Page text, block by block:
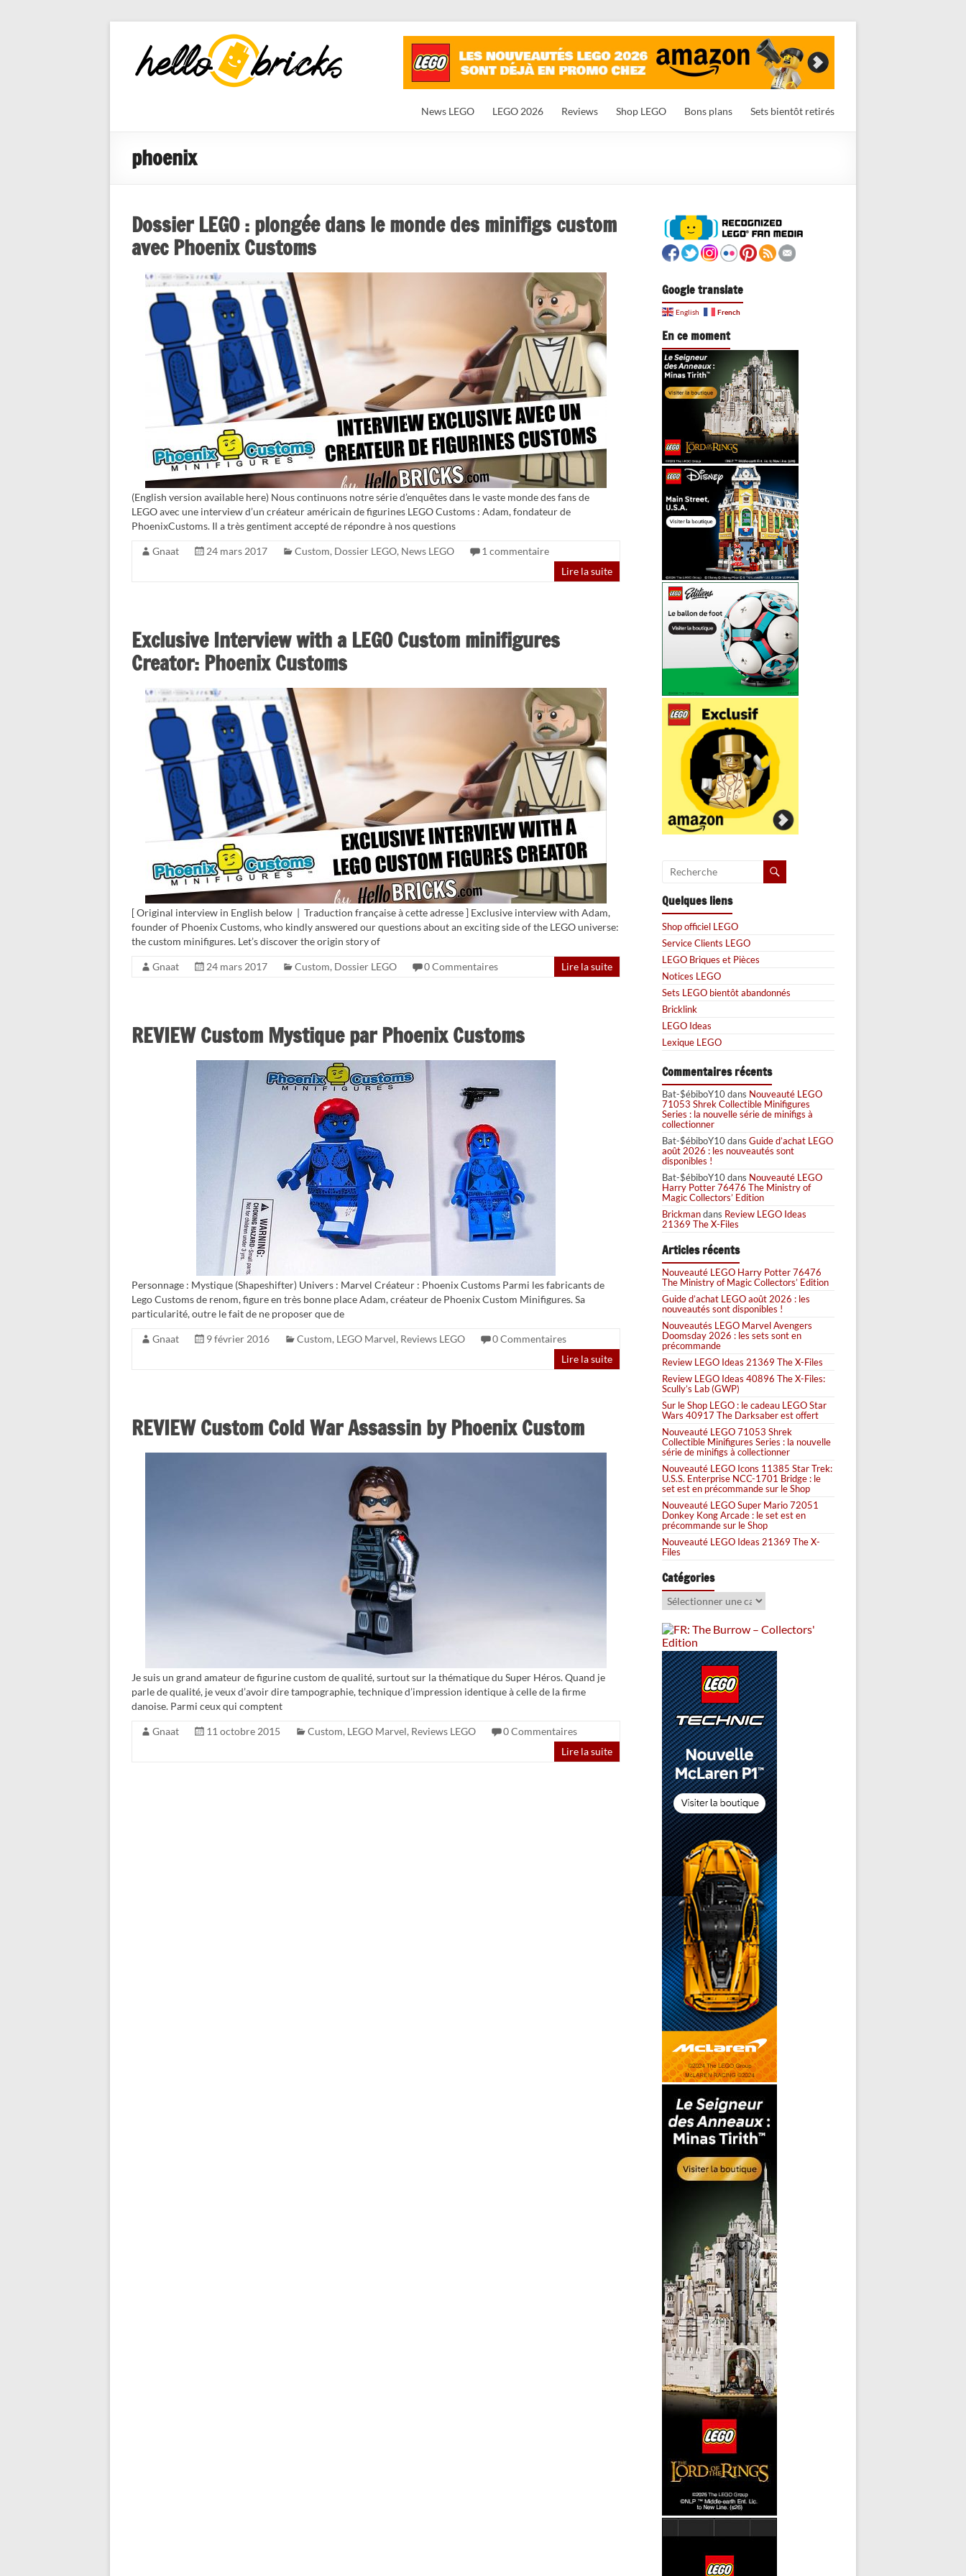
HelloBricks
Blog LEGO,
nouveaut�s
News LEGO LEGO 2026 Reviews Shop LEGO Bons plans Sets bientôt retirés
phoenix
Dossier LEGO : plongée dans le monde des minifigs custom
avec Phoenix Customs
(English version available here) Nous continuons notre série d’enquêtes dans le vaste monde des fans de
LEGO avec une interview d’un créateur américain de figurines LEGO Customs : Adam, fondateur de
PhoenixCustoms. Il a très gentiment accepté de répondre à nos questions
Gnaat 24 mars 2017 Custom, Dossier LEGO, News LEGO
1 commentaire
Lire la suite
Exclusive Interview with a LEGO Custom minifigures
Creator: Phoenix Customs
[ Original interview in English below | Traduction française à cette adresse ] Exclusive interview with Adam,
founder of Phoenix Customs, who kindly answered our questions about an exciting side of the LEGO universe:
the custom minifigures. Let’s discover the origin story of
Gnaat 24 mars 2017 Custom, Dossier LEGO 0 Commentaires Lire la suite
REVIEW Custom Mystique par Phoenix Customs
Personnage : Mystique (Shapeshifter) Univers : Marvel Créateur : Phoenix Customs Parmi les fabricants de
Lego Customs de renom, figure en très bonne place Adam, créateur de Phoenix Custom Minifigures. Sa
particularité, outre le fait de ne proposer que de
Gnaat 9 février 2016 Custom, LEGO Marvel, Reviews LEGO
0 Commentaires
Lire la suite
REVIEW Custom Cold War Assassin by Phoenix Custom
Je suis un grand amateur de figurine custom de qualité, surtout sur la thématique du Super Héros. Quand je
parle de qualité, je veux d’avoir dire tampographie, technique d’impression identique à celle de la firme
danoise. Parmi ceux qui comptent
Gnaat 11 octobre 2015 Custom, LEGO Marvel, Reviews LEGO
0 Commentaires
Lire la suite
Google translate
English French
En ce moment
Quelques liens
Shop officiel LEGO
Service Clients LEGO
LEGO Briques et Pièces
Notices LEGO
Sets LEGO bientôt abandonnés
Bricklink
LEGO Ideas
Lexique LEGO
Commentaires récents
Bat-$ébiboY10dans Nouveauté LEGO
71053 Shrek Collectible Minifigures
Series : la nouvelle série de minifigs à
collectionner
Bat-$ébiboY10dans Guide d’achat LEGO
août 2026 : les nouveautés sont
disponibles !
Bat-$ébiboY10dans Nouveauté LEGO
Harry Potter 76476 The Ministry of
Magic Collectors’ Edition
Brickmandans Review LEGO Ideas
21369 The X-Files
Articles récents
Nouveauté LEGO Harry Potter 76476
The Ministry of Magic Collectors’ Edition
Guide d’achat LEGO août 2026 : les
nouveautés sont disponibles !
Nouveautés LEGO Marvel Avengers
Doomsday 2026 : les sets sont en
précommande
Review LEGO Ideas 21369 The X-Files
Review LEGO Ideas 40896 The X-Files:
Scully’s Lab (GWP)
Sur le Shop LEGO : le cadeau LEGO Star
Wars 40917 The Darksaber est offert
Nouveauté LEGO 71053 Shrek
Collectible Minifigures Series : la nouvelle
série de minifigs à collectionner
Nouveauté LEGO Icons 11385 Star Trek:
U.S.S. Enterprise NCC-1701 Bridge : le
set est en précommande sur le Shop
Nouveauté LEGO Super Mario 72051
Donkey Kong Arcade : le set est en
précommande sur le Shop
Nouveauté LEGO Ideas 21369 The X-
Files
Catégories
Catégories